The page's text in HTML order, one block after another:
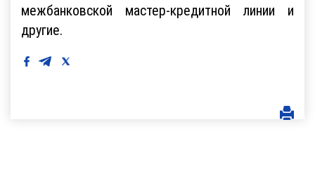
межбанковской мастер-кредитной линии и
другие.